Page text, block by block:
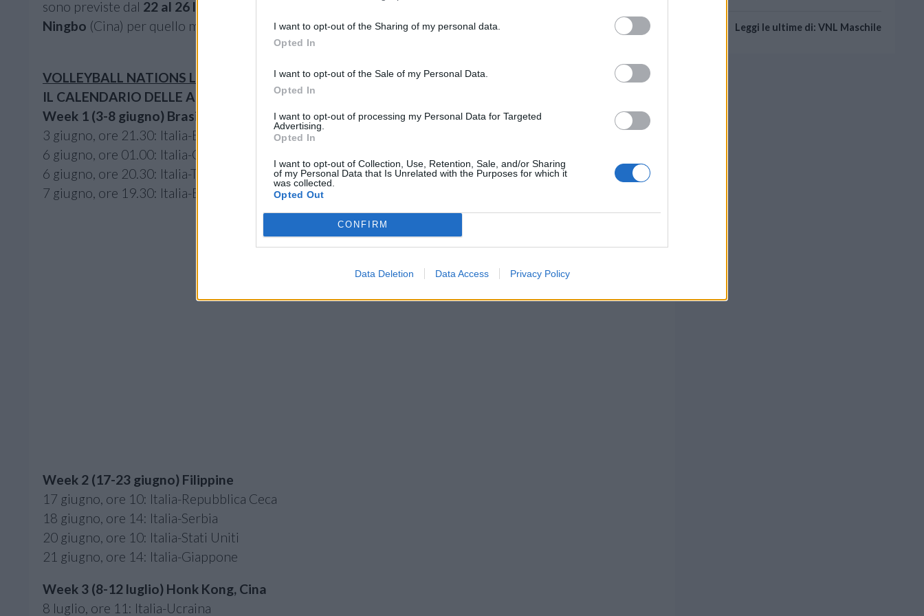
I want to opt-out of the Sharing of my personal data.
Opted In
I want to opt-out of the Sale of my Personal Data.
Opted In
I want to opt-out of processing my Personal Data for Targeted
Advertising.
Opted In
I want to opt-out of Collection, Use, Retention, Sale, and/or Sharing
of my Personal Data that Is Unrelated with the Purposes for which it
was collected.
Opted Out
CONFIRM
Data Deletion Data Access Privacy Policy
sono previste dal 22 al 26 luglio
Ningbo (Cina) per quello maschile.
VOLLEYBALL NATIONS LEAGUE FEMMINILE
IL CALENDARIO DELLE AZZURRE (orari di gioco italiani)
Week 1 (3-8 giugno) Brasilia, Brasile
3 giugno, ore 21.30: Italia-Bulgaria
6 giugno, ore 01.00: Italia-Olanda
6 giugno, ore 20.30: Italia-Turchia
7 giugno, ore 19.30: Italia-Brasile
Week 2 (17-23 giugno) Filippine
17 giugno, ore 10: Italia-Repubblica Ceca
18 giugno, ore 14: Italia-Serbia
20 giugno, ore 10: Italia-Stati Uniti
21 giugno, ore 14: Italia-Giappone
Week 3 (8-12 luglio) Honk Kong, Cina
8 luglio, ore 11: Italia-Ucraina
Leggi le ultime di: VNL Maschile